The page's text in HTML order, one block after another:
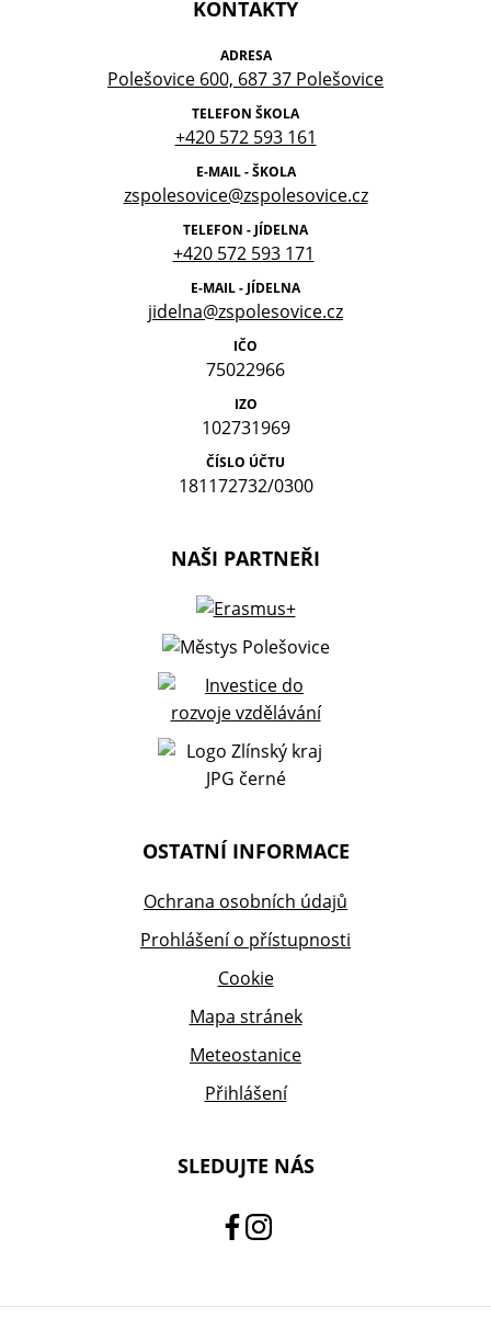
KONTAKTY
ADRESA
Polešovice 600, 687 37 Polešovice
TELEFON ŠKOLA
+420 572 593 161
E-MAIL - ŠKOLA
zspolesovice@zspolesovice.cz
TELEFON - JÍDELNA
+420 572 593 171
E-MAIL - JÍDELNA
jidelna@zspolesovice.cz
IČO
75022966
IZO
102731969
ČÍSLO ÚČTU
181172732/0300
NAŠI PARTNEŘI
OSTATNÍ INFORMACE
Ochrana osobních údajů
Prohlášení o přístupnosti
Cookie
Mapa stránek
Meteostanice
Přihlášení
SLEDUJTE NÁS